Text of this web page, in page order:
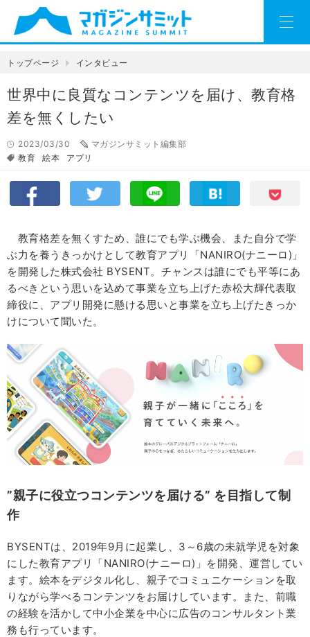
トップページ インタビュー
世界中に良質なコンテンツを届け、教育格
差を無くしたい
2023/03/30
マガジンサミット編集部
教育
絵本 アプリ
教育格差を無くすため、誰にでも学ぶ機会、また自分で学
ぶ力を養うきっかけとして教育アプリ「NANIRO(ナニーロ)」
を開発した株式会社 BYSENT。チャンスは誰にでも平等にあ
るべきという思いを込めて事業を立ち上げた赤松大輝代表取
締役に、アプリ開発に懸ける思いと事業を立ち上げたきっか
けについて聞いた。
”親子に役立つコンテンツを届ける” を目指して制
作
BYSENTは、2019年9月に起業し、3～6歳の未就学児を対象
にした教育アプリ「NANIRO(ナニーロ)」を開発、運営してい
ます。絵本をデジタル化し、親子でコミュニケーションを取
りながら学べるコンテンツをお届けしています。また、前職
の経験を活かして中小企業を中心に広告のコンサルタント業
務も行っています。